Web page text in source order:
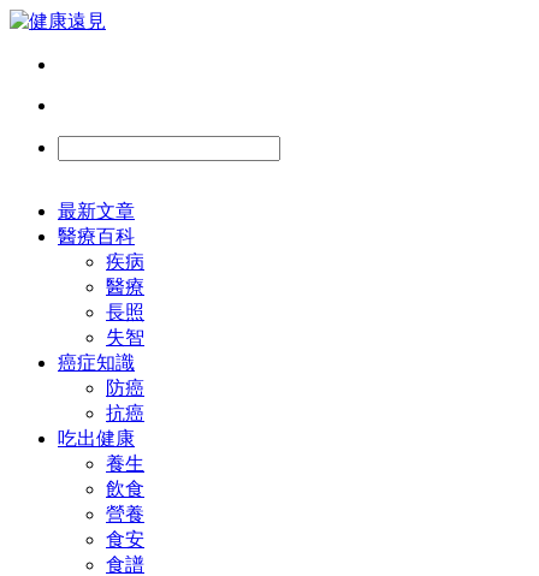
最新文章
醫療百科
疾病
醫療
長照
失智
癌症知識
防癌
抗癌
吃出健康
養生
飲食
營養
食安
食譜